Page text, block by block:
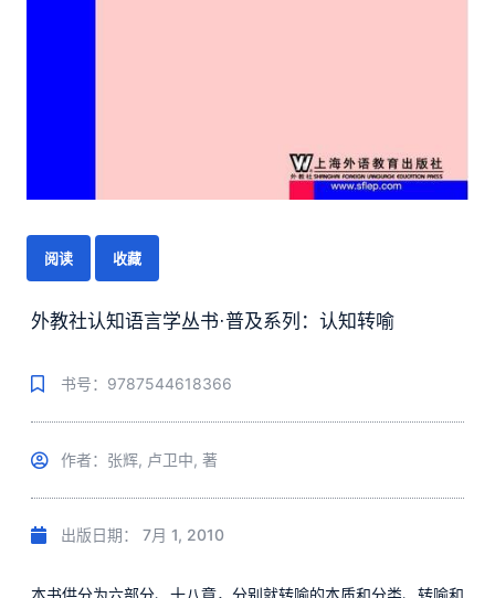
阅读 收藏
外教社认知语言学丛书·普及系列：认知转喻
书号：9787544618366
作者：张辉, 卢卫中, 著
出版日期： 7月 1, 2010